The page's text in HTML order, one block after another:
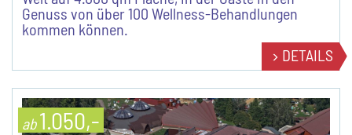
DETAILS
Genuss von über 100 Wellness-Behandlungen
kommen können.
ab1.050,-